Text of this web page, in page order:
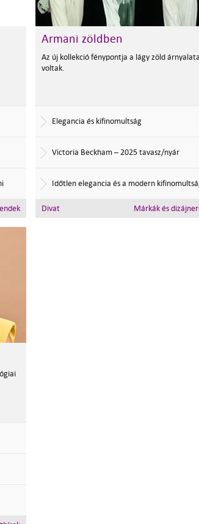
Armani zöldben
Az új kollekció fénypontja a lágy zöld
voltak.
Elegancia és kifinomultság
Victoria Beckham – 2025 tavasz/nyár
Időtlen elegancia és a modern
Divat Márkák és